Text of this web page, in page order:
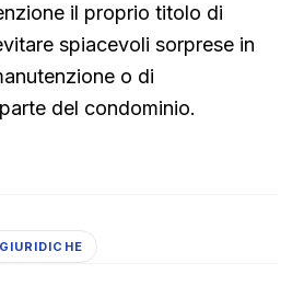
il proprio titolo di
spiacevoli sorprese in
o di
del condominio.